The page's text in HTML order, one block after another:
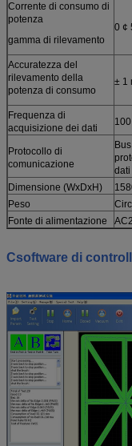
Corrente di consumo di
potenza
gamma di rilevamento
0 ¢
Accuratezza del
rilevamento della
potenza di consumo
± 1
Frequenza di
acquisizione dei dati
Protocollo di
comunicazione
Dimensione (WxDxH)
Peso
Fonte di alimentazione
Csoftware di